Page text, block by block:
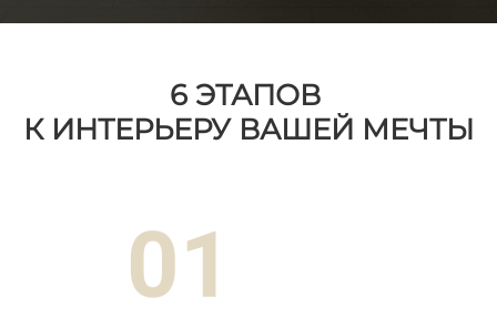
6 ЭТАПОВ
К ИНТЕРЬЕРУ ВАШЕЙ МЕЧТЫ
01